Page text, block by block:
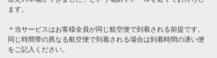
ホノルル空港のタクシー乗車場所のご案内
ハワイの空港送迎でタクシーをおすすめする3つの理由
ます。
＊当サービスはお客様全員が同じ航空便で到着される前提です。
同じ時間帯の異なる航空便で到着される場合は到着時間の遅い便
をご記入ください。